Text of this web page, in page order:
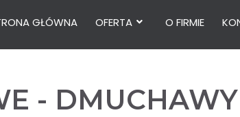
GŁÓWNA OFERTA O FIRMIE
-